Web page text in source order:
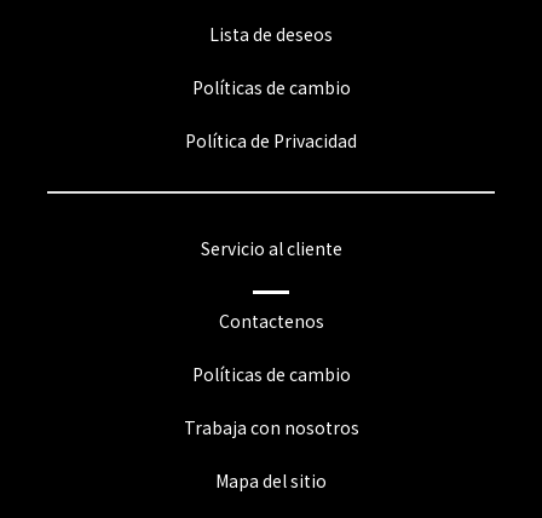
Lista de deseos
Políticas de cambio
Política de Privacidad
Servicio al cliente
Contactenos
Políticas de cambio
Trabaja con nosotros
Mapa del sitio